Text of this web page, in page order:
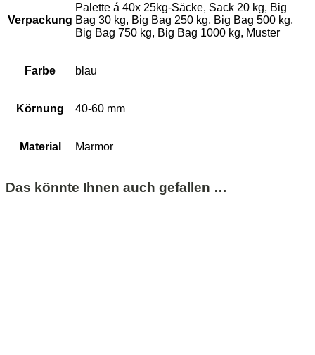
Verpackung
Palette á 40x 25kg-Säcke, Sack 20 kg, Big
Bag 30 kg, Big Bag 250 kg, Big Bag 500 kg,
Big Bag 750 kg, Big Bag 1000 kg, Muster
Farbe blau
Körnung 40-60 mm
Material Marmor
Das könnte Ihnen auch gefallen …